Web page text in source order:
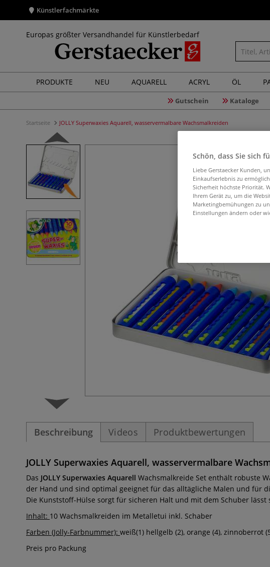
Künstlerfachmärkte
Europas größter Versandhandel für Künstlerbedarf
PRODUKTE NEU AQUARELL ACRYL ÖL
Gutschein Kataloge
Startseite JOLLY Superwaxies Aquarell, wasservermalbare Wachsmalkreiden
Beschreibung Videos Produktbewertungen
JOLLY Superwaxies Aquarell, wasservermalbare
Das JOLLY Superwaxies Aquarell Wachsmalkreide Set enthält robuste
der Hand und sind optimal geeignet für das alltägliche Malen und für
Die Kunststoff-Hülse sorgt für sicheren Halt und mit dem Schuber
Inhalt: 10 Wachsmalkreiden im Metalletui inkl. Schaber
Farben (Jolly-Farbnummer): weiß(1) hellgelb (2), orange (4), zinnoberrot
Preis pro Packung
Schön, dass Sie sich
Liebe Gerstaecker Kunden,
Einkaufserlebnis zu
Sicherheit höchste Priorität.
Ihrem Gerät zu, um die
Marketingbemühungen zu
Einstellungen ändern oder